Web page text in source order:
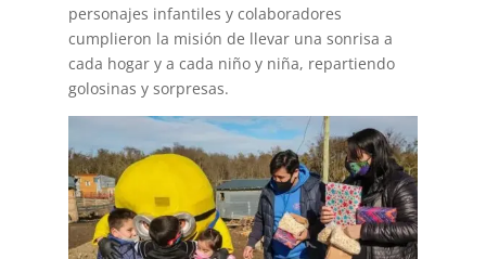
personajes infantiles y colaboradores
cumplieron la misión de llevar una sonrisa a
cada hogar y a cada niño y niña, repartiendo
golosinas y sorpresas.